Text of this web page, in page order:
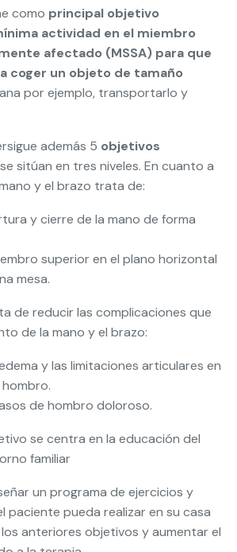
como principal objetivo
actividad en el miembro
afectado (MSSA) para que
coger un objeto de tamaño
por ejemplo, transportarlo y
además 5 objetivos
sitúan en tres niveles. En cuanto a
y el brazo trata de:
y cierre de la mano de forma
superior en el plano horizontal
mesa.
de reducir las complicaciones que
de la mano y el brazo:
y las limitaciones articulares en
de hombro doloroso.
se centra en la educación del
familiar
un programa de ejercicios y
paciente pueda realizar en su casa
anteriores objetivos y aumentar el